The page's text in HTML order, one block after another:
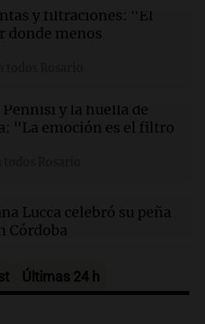
de funciones
artificial en su
a la industria de defensa
producción de armas
no disminuye
la salud, según estudio
y filtraciones: "El
donde menos
y la huella de
"La emoción es el filtro
Lucca celebró su peña
Córdoba
en Mendoza:
Últimas 24 h